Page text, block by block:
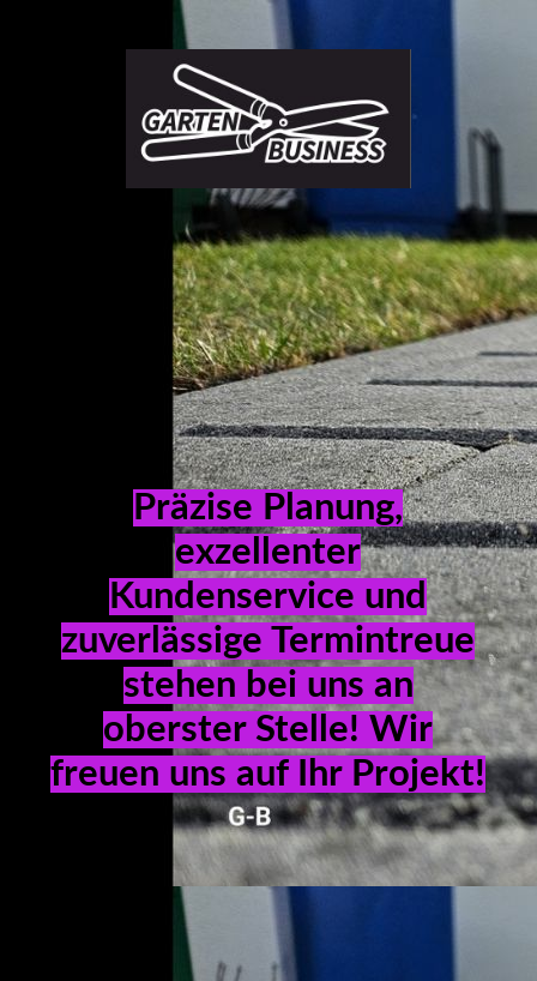
garten
BusinessBerlin -
Brandenburg
Präzise Planung,
exzellenter
Kundenservice und
zuverlässige Termintreue
stehen bei uns an
oberster Stelle! Wir
freuen uns auf Ihr Projekt!
Gartenbusiness
Blog Gartentipps und Tricks
Leistungen - Service
KONTAKT
IMPRESSUM